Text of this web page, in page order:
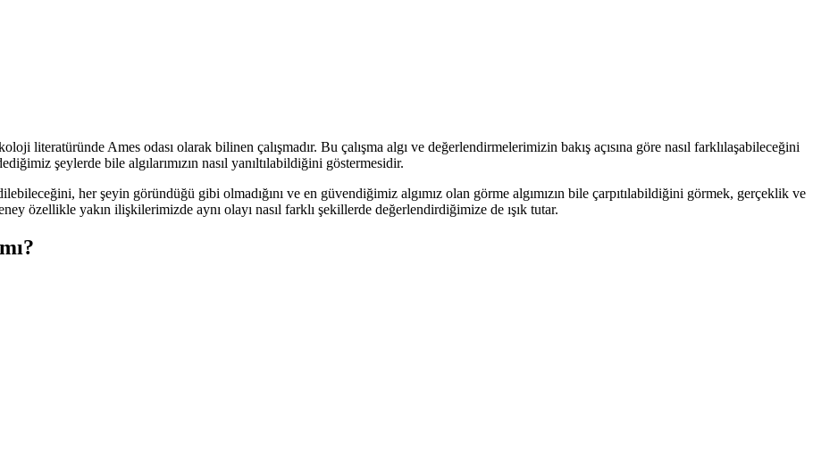
literatüründe Ames odası olarak bilinen çalışmadır. Bu çalışma algı ve değerlendirmelerimizin bakış açısına göre nasıl farklılaşabileceğini
şeylerde bile algılarımızın nasıl yanıltılabildiğini göstermesidir.
her şeyin göründüğü gibi olmadığını ve en güvendiğimiz algımız olan görme algımızın bile çarpıtılabildiğini görmek, gerçeklik ve
özellikle yakın ilişkilerimizde aynı olayı nasıl farklı şekillerde değerlendirdiğimize de ışık tutar.